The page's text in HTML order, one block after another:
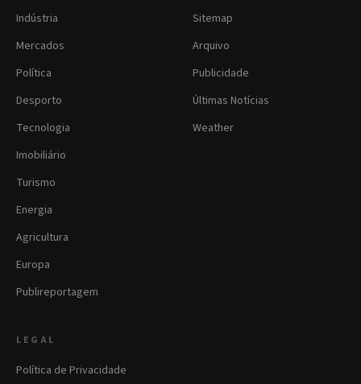
Indústria
Mercados
Política
Desporto
Tecnologia
Imobiliário
Turismo
Energia
Agricultura
Europa
Publireportagem
Sitemap
Arquivo
Publicidade
Últimas Notícias
Weather
LEGAL
Política de Privacidade